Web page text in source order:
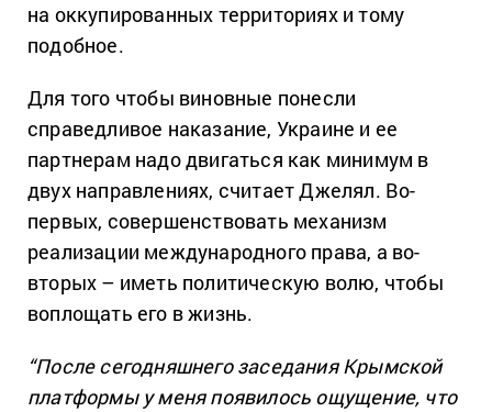
на оккупированных территориях и тому
подобное.
Для того чтобы виновные понесли
справедливое наказание, Украине и ее
партнерам надо двигаться как минимум в
двух направлениях, считает Джелял. Во-
первых, совершенствовать механизм
реализации международного права, а во-
вторых – иметь политическую волю, чтобы
воплощать его в жизнь.
“После сегодняшнего заседания Крымской
платформы у меня появилось ощущение, что